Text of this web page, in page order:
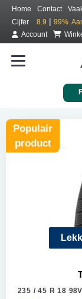
Home Contact
Cijfer
8.9 | 99%
Account
Populair
product
235 / 45 R 18 98V